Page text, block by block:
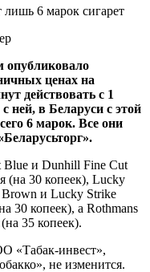
опубликовало
ценах на
действовать с 1
ней, в Беларуси с этой
6 марок. Все они
Blue и Dunhill Fine Cut
(на 30 копеек), Lucky
и Lucky Strike
30 копеек), а Rothmans
35 копеек).
«Табак-инвест»,
не изменится.